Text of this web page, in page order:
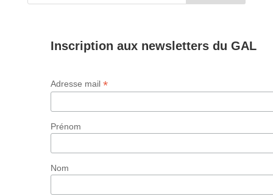
Inscription aux newsletters du GAL
Adresse mail *
Prénom
Nom